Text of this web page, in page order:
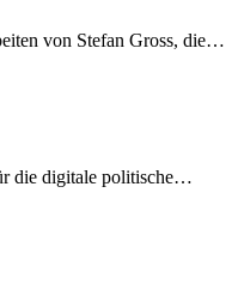
von Stefan Gross, die…
die digitale politische…